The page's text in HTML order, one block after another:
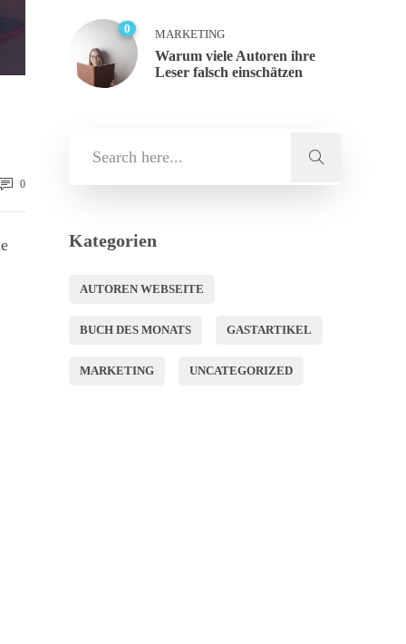
0
0 MARKETING
Warum viele Autoren ihre
Leser falsch einschätzen
Kategorien
AUTOREN WEBSEITE
BUCH DES MONATS GASTARTIKEL
MARKETING UNCATEGORIZED